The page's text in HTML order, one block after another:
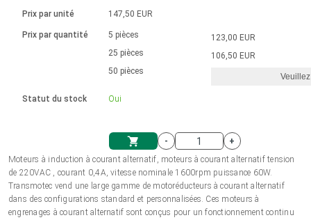
Système d'unité
Panier
Solénoïdes
Ø 28-42| 1-1400 rpm | <= 290Ncm
Contrôleur de moteur CC sans
Pilotes de moteurs à courant
continu à balais série DPWM
Pilotes de moteur pas à pas
Synchrone-Asynchrone | pour 1-4 actionneurs
Boîtes de contrôle
Synchrone-Asynchrone | pour 1-4 actionneurs
Français (EUR)
Polski (EUR)
Norsk (NOK)
Prix par unité
Prix par quantité
Statut du stock
147,50 EUR
5 pièces
25 pièces
50 pièces
Oui
123,00 EUR
106,50 EUR
-
+
Moteurs à induction à courant alternatif, moteurs à courant alternatif tension
de 220VAC , courant 0,4A, vitesse nominale 1600rpm puissance 60W.
Transmotec vend une large gamme de motoréducteurs à courant alternatif
dans des configurations standard et personnalisées. Ces moteurs à
engrenages à courant alternatif sont conçus pour un fonctionnement continu